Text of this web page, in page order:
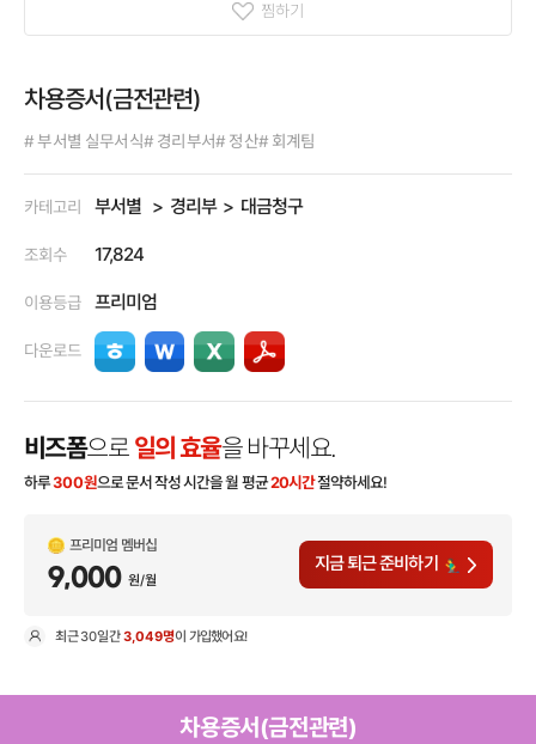
찜하기
차용증서(금전관련)
# 부서별 실무서식# 경리부서# 정산# 회계팀
카테고리 부서별 경리부 대금청구
조회수 17,824
이용등급 프리미엄
다운로드
비즈폼으로 일의 효율을 바꾸세요.
하루300원으로 문서 작성 시간을 월 평균20시간절약하세요!
프리미엄 멤버십
9,000 원/월
지금 퇴근 준비하기
최근30일간3,049명이 가입했어요!
차용증서(금전관련)